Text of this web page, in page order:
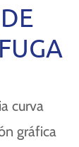
curva
gráfica